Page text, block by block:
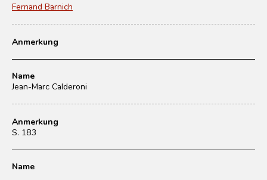
Fernand Barnich
Anmerkung
Name
Jean-Marc Calderoni
Anmerkung
S. 183
Name